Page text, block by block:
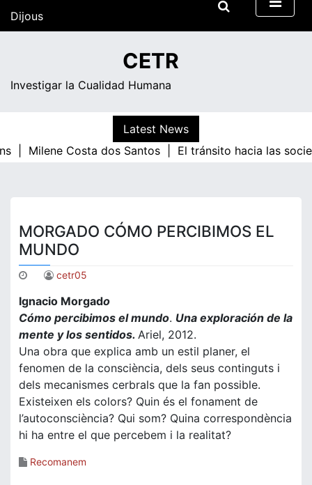
Dijous
CETR
Investigar la Cualidad Humana
Latest News
|
Milene Costa dos Santos | El tránsito hacia las
MORGADO CÓMO PERCIBIMOS EL
MUNDO
cetr05
Ignacio Morgado
Cómo percibimos el mundo. Una exploración de la
mente y los sentidos. Ariel, 2012.
Una obra que explica amb un estil planer, el
fenomen de la consciència, dels seus continguts i
dels mecanismes cerbrals que la fan possible.
Existeixen els colors? Quin és el fonament de
l’autoconsciència? Qui som? Quina correspondència
hi ha entre el que percebem i la realitat?
Recomanem